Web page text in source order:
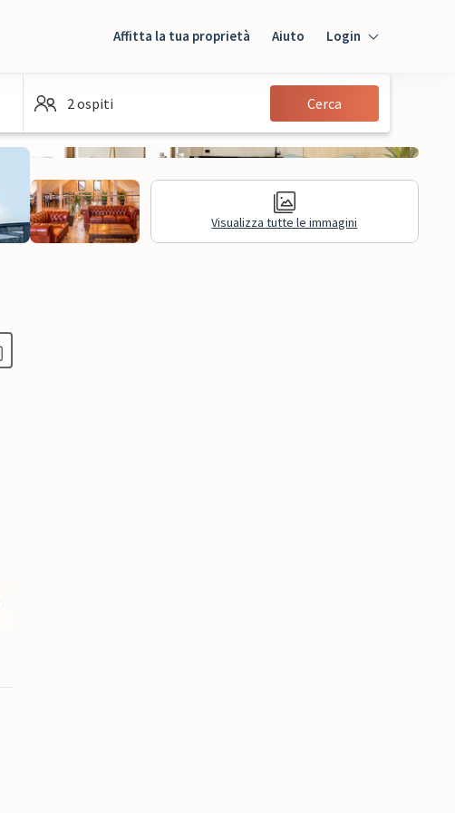
Affitta la tua proprietà Aiuto Login
Ospiti
2 ospiti Cerca
Visualizza tutte le immagini